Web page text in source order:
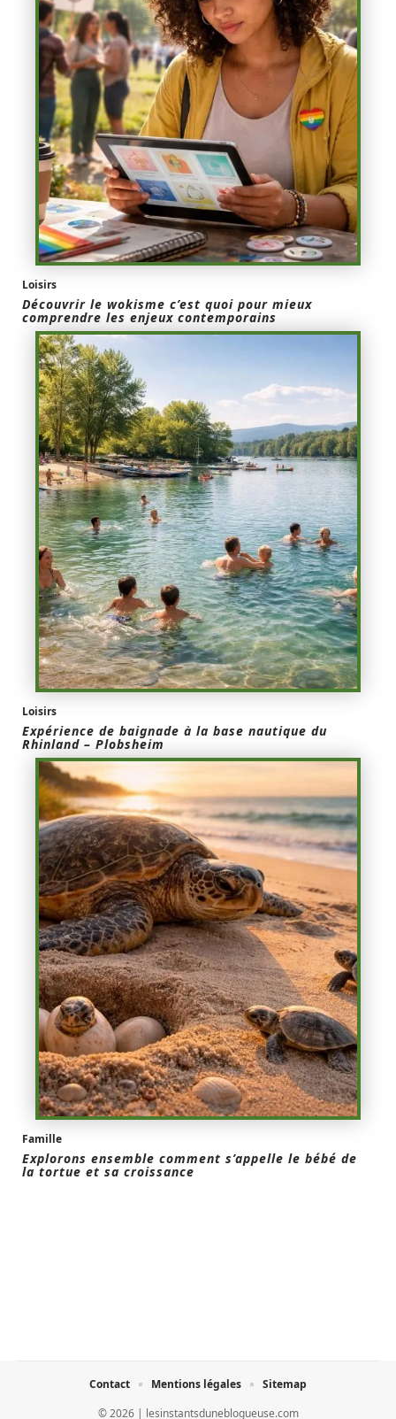
Loisirs
Découvrir le wokisme c’est quoi pour mieux
comprendre les enjeux contemporains
Loisirs
Expérience de baignade à la base nautique du
Rhinland – Plobsheim
Famille
Explorons ensemble comment s’appelle le bébé de
la tortue et sa croissance
© 2026 | lesinstantsduneblogueuse.com
Contact Mentions légales Sitemap